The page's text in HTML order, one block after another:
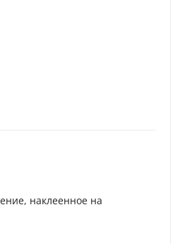
наклеенное на